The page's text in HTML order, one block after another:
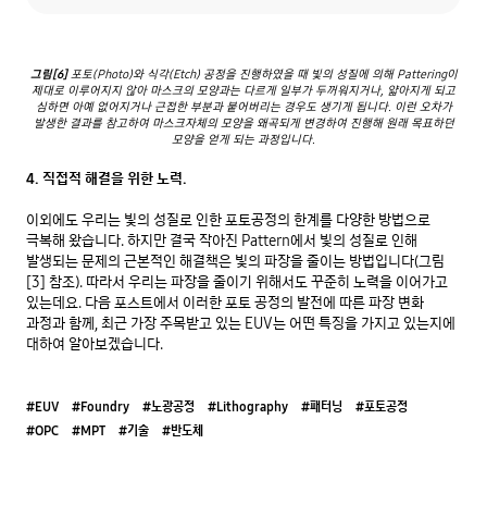
그림[6]포토(Photo)와 식각(Etch) 공정을 진행하였을 때 빛의 성질에 의해 Pattering이
제대로 이루어지지 않아 마스크의 모양과는 다르게 일부가 두꺼워지거나, 얇아지게 되고
심하면 아예 없어지거나 근접한 부분과 붙어버리는 경우도 생기게 됩니다. 이런 오차가
발생한 결과를 참고하여 마스크자체의 모양을 왜곡되게 변경하여 진행해 원래 목표하던
모양을 얻게 되는 과정입니다.
4. 직접적 해결을 위한 노력.
이외에도 우리는 빛의 성질로 인한 포토공정의 한계를 다양한 방법으로
극복해 왔습니다. 하지만 결국 작아진 Pattern에서 빛의 성질로 인해
발생되는 문제의 근본적인 해결책은 빛의 파장을 줄이는 방법입니다(그림
[3] 참조). 따라서 우리는 파장을 줄이기 위해서도 꾸준히 노력을 이어가고
있는데요. 다음 포스트에서 이러한 포토 공정의 발전에 따른 파장 변화
과정과 함께, 최근 가장 주목받고 있는 EUV는 어떤 특징을 가지고 있는지에
대하여 알아보겠습니다.
#EUV #Foundry #노광공정 #Lithography #패터닝
#포토공정
#OPC
#MPT #기술 #반도체